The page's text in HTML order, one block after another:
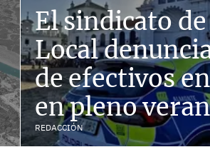
El sindicato
Local
de efectivos
en pleno
REDACCIÓN